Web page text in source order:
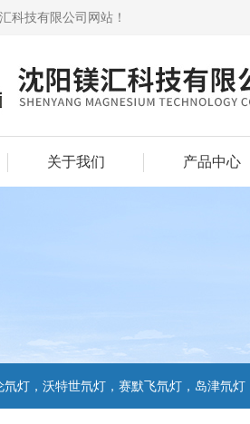
科技有限公司网站！
关于我们 产品中心
氘灯，沃特世氘灯，赛默飞氘灯，岛津氘